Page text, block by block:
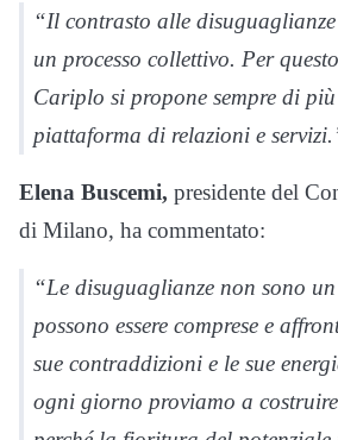
“Il contrasto alle disuguaglianze
un processo collettivo. Per
Cariplo si propone sempre di
piattaforma di relazioni e
Elena Buscemi, presidente del
di Milano, ha commentato:
“Le disuguaglianze non sono
possono essere comprese e
sue contraddizioni e le sue
ogni giorno proviamo a